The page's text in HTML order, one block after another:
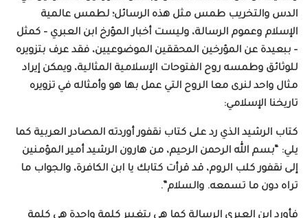
الدس والتخريب طمس مثل هذه الرسائل؛ لطمس عالمية
الإسلام وعموم الرسالة، وليست أخبار المؤرخ ابن العبري – كمثل
– ببعيدة عن المؤرخين المحققين الموضوعيين، فقد عرف بتزويره
للوثائق وطمسه روح الفتوحات الإسلامية المثالية، ويمكن إيراد
مثال واحد لنرى معا الروح التي عمل بها هو وأمثاله في تزويره
تاريخنا الإسلامي:
كتاب الرشيد الذي رد على كتاب نقفور أوردته المصادر العربية كما
يلي: “بسم الله الرحمن الرحيم، من هارون الرشيد أمير المؤمنين
إلى نقفور كلب الروم، قد قرأت كتابك يا ابن الكافرة، والجواب ما
تراه دون ما تسمعه. والسلام”.
فأورد ابن العبري الرسالة كما هي بتغيير كلمة واحدة هي كلمة